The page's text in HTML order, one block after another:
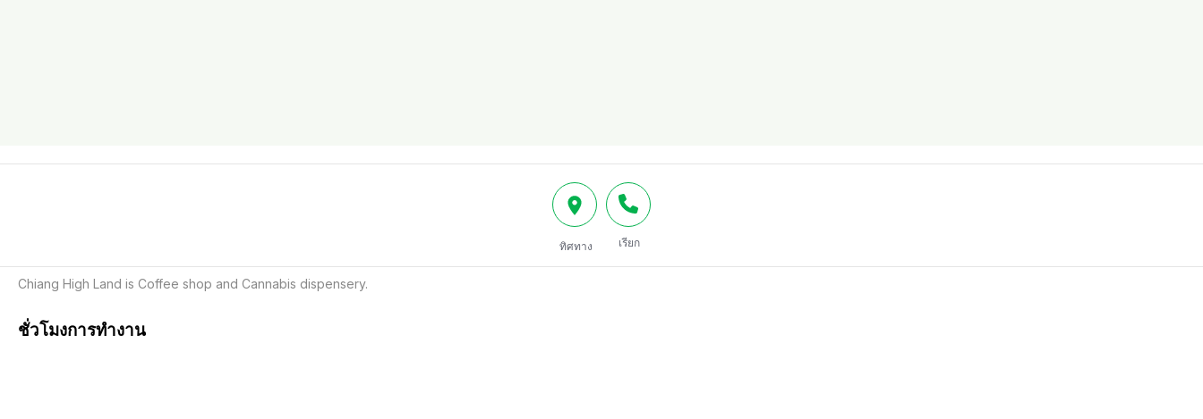
ทิศทาง เรียก
Chiang High Land is Coffee shop and Cannabis dispensery.
ชั่วโมงการทำงาน